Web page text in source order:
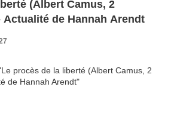
(Albert Camus, 2
Actualité de Hannah Arendt